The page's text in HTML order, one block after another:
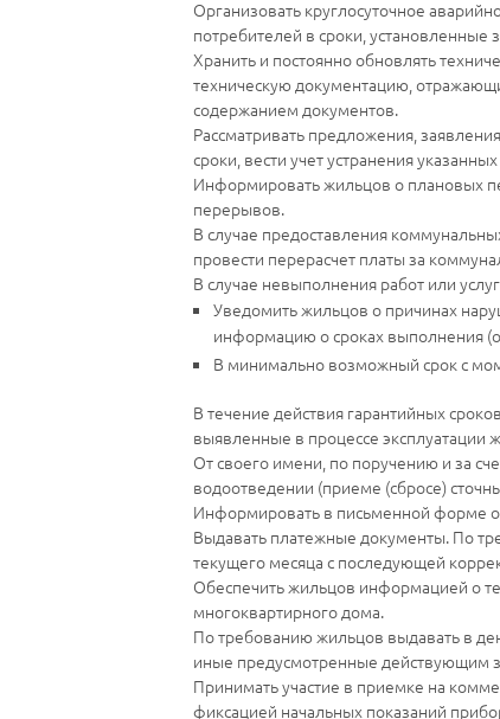
Организовать круглосуточное
потребителей в сроки, установленные
Хранить и постоянно обновлять
техническую документацию,
содержанием документов.
Рассматривать предложения,
сроки, вести учет устранения
Информировать жильцов о плановых
перерывов.
В случае предоставления
провести перерасчет платы за
В случае невыполнения работ или
Уведомить жильцов о причинах
информацию о сроках выполнения
В минимально возможный срок с
В течение действия гарантийных
выявленные в процессе эксплуатации
От своего имени, по поручению и за
водоотведении (приеме (сбросе)
Информировать в письменной форме
Выдавать платежные документы. По
текущего месяца с последующей
Обеспечить жильцов информацией о
многоквартирного дома.
По требованию жильцов выдавать в
иные предусмотренные действующим
Принимать участие в приемке на
фиксацией начальных показаний